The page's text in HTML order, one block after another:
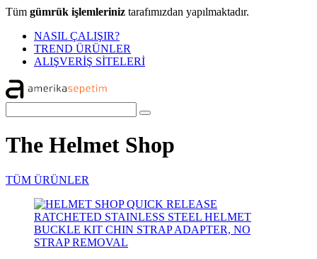
Tüm gümrük işlemleriniz tarafımızdan yapılmaktadır.
NASIL ÇALIŞIR?
TREND ÜRÜNLER
ALIŞVERİŞ SİTELERİ
The Helmet Shop
TÜM ÜRÜNLER